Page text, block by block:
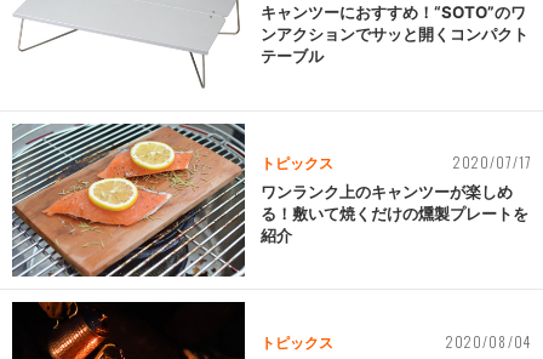
キャンツーにおすすめ！“SOTO”のワ
ンアクションでサッと開くコンパクト
テーブル
トピックス 2020/07/17
ワンランク上のキャンツーが楽しめ
る！敷いて焼くだけの燻製プレートを
紹介
トピックス 2020/08/04